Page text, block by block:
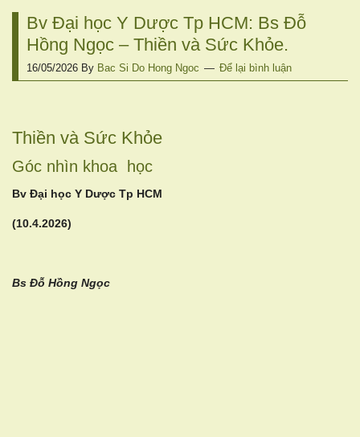
Bv Đại học Y Dược Tp HCM: Bs Đỗ
Hồng Ngọc – Thiền và Sức Khỏe.
16/05/2026 By Bac Si Do Hong Ngoc Để lại bình luận
Thiền và Sức Khỏe
Góc nhìn khoa học
Bv Đại học Y Dược Tp HCM
(10.4.2026)
Bs Đỗ Hồng Ngọc